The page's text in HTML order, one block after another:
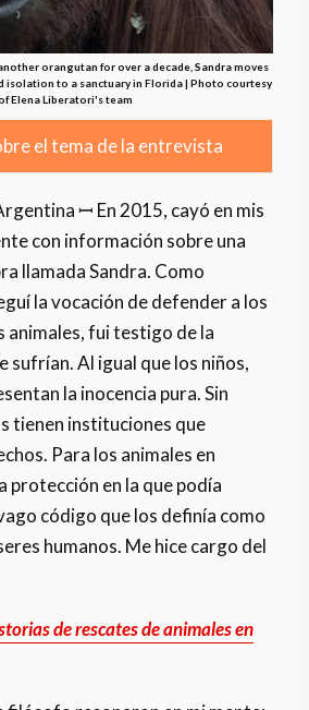
orangutan for over a decade, Sandra moves
isolation to a sanctuary in Florida | Photo courtesy
Elena Liberatori's team
el tema de la entrevista
ꟷ En 2015, cayó en mis
con información sobre una
llamada Sandra. Como
la vocación de defender a los
animales, fui testigo de la
sufrían. Al igual que los niños,
la inocencia pura. Sin
tienen instituciones que
Para los animales en
protección en la que podía
código que los definía como
humanos. Me hice cargo del
de rescates de animales en